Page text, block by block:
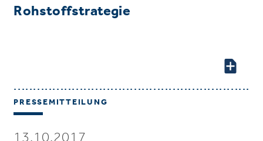
Rohstoffstrategie
PRESSEMITTEILUNG
13.10.2017